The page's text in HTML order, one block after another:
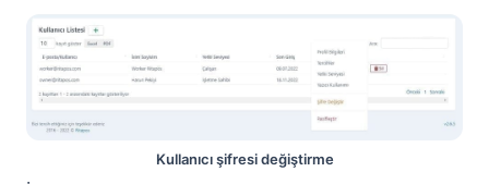
Kullanıcı şifresi değiştirme